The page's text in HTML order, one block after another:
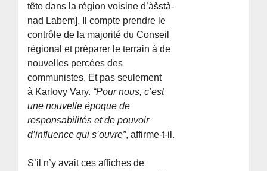
tête dans la région voisine d’àšstà­
nad Labem]. Il compte prendre le
contrôle de la majorité du Conseil
régional et préparer le terrain à de
nouvelles percées des
communistes. Et pas seulement
à Karlovy Vary. “Pour nous, c’est
une nouvelle époque de
responsabilités et de pouvoir
d’influence qui s’ouvre”, affirme-t-il.
S’il n’y avait ces affiches de